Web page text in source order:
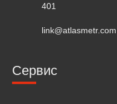
401
link@atlasmetr.com
Сервис